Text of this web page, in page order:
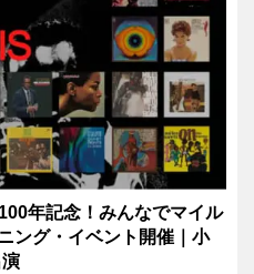
年記念！みんなでマイル
ング・イベント開催｜小